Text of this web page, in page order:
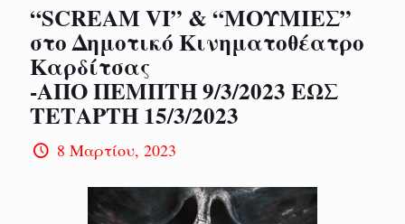
“SCREAM VI” & “ΜΟΥΜΙΕΣ”
στο Δημοτικό Κινηματοθέατρο
Καρδίτσας
-ΑΠΟ ΠΕΜΠΤΗ 9/3/2023 ΕΩΣ
ΤΕΤΑΡΤΗ 15/3/2023
8 Μαρτίου, 2023